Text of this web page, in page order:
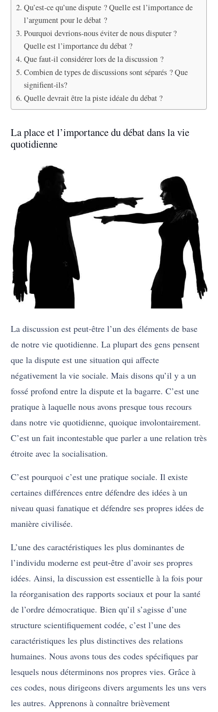
Qu’est-ce qu’une dispute ? Quelle est l’importance de
l’argument pour le débat ?
Pourquoi devrions-nous éviter de nous disputer ?
Quelle est l’importance du débat ?
Que faut-il considérer lors de la discussion ?
Combien de types de discussions sont séparés ? Que
signifient-ils?
Quelle devrait être la piste idéale du débat ?
La place et l’importance du débat dans la vie
quotidienne
La discussion est peut-être l’un des éléments de base
de notre vie quotidienne. La plupart des gens pensent
que la dispute est une situation qui affecte
négativement la vie sociale. Mais disons qu’il y a un
fossé profond entre la dispute et la bagarre. C’est une
pratique à laquelle nous avons presque tous recours
dans notre vie quotidienne, quoique involontairement.
C’est un fait incontestable que parler a une relation très
étroite avec la socialisation.
C’est pourquoi c’est une pratique sociale. Il existe
certaines différences entre défendre des idées à un
niveau quasi fanatique et défendre ses propres idées de
manière civilisée.
L’une des caractéristiques les plus dominantes de
l’individu moderne est peut-être d’avoir ses propres
idées. Ainsi, la discussion est essentielle à la fois pour
la réorganisation des rapports sociaux et pour la santé
de l’ordre démocratique. Bien qu’il s’agisse d’une
structure scientifiquement codée, c’est l’une des
caractéristiques les plus distinctives des relations
humaines. Nous avons tous des codes spécifiques par
lesquels nous déterminons nos propres vies. Grâce à
ces codes, nous dirigeons divers arguments les uns vers
les autres. Apprenons à connaître brièvement